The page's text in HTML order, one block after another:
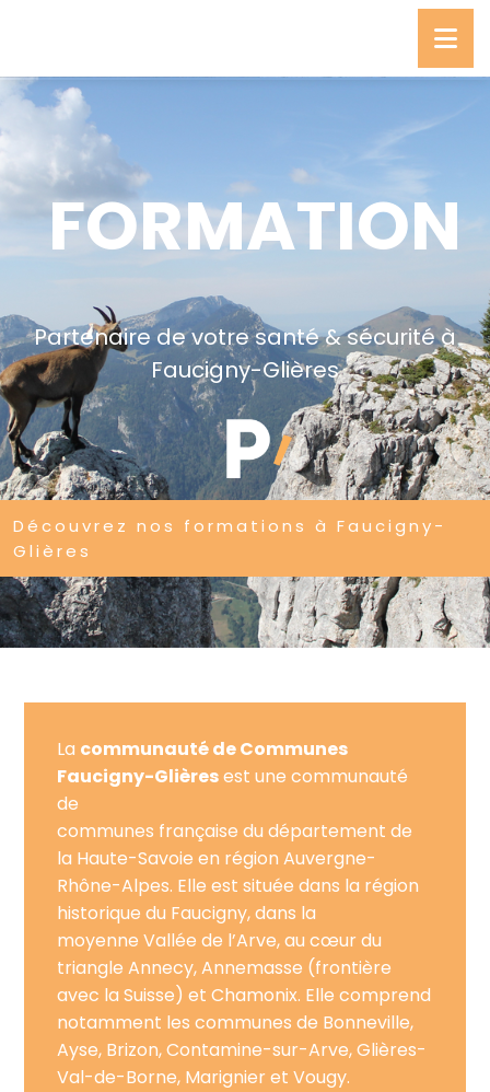
FORMATION
Partenaire de votre santé & sécurité à
Faucigny-Glières
Découvrez nos formations à Faucigny-
Glières
La communauté de Communes
Faucigny-Glièresest une communauté
de
communes française du département de
la Haute-Savoie en région Auvergne-
Rhône-Alpes. Elle est située dans la région
historique du Faucigny, dans la
moyenne Vallée de l’Arve, au cœur du
triangle Annecy, Annemasse (frontière
avec la Suisse) et Chamonix. Elle comprend
notamment les communes de Bonneville,
Ayse, Brizon, Contamine-sur-Arve, Glières-
Val-de-Borne, Marignier et Vougy.